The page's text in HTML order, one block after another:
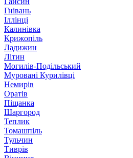
Гнівань
Іллінці
Калинівка
Крижопіль
Ладижин
Літин
Могилів-Подільський
Муровані Курилівці
Немирів
Оратів
Піщанка
Шаргород
Теплик
Томашпіль
Тульчин
Тиврів